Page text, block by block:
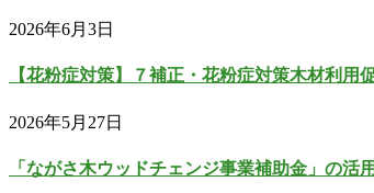
2026年6月3日
【花粉症対策】７補正・花粉症対策木材利用
2026年5月27日
「ながさ木ウッドチェンジ事業補助金」の活